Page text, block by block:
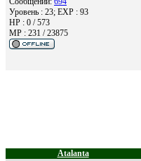
Уровень : 23; EXP : 93
HP : 0 / 573
MP : 231 / 23875
Atalanta